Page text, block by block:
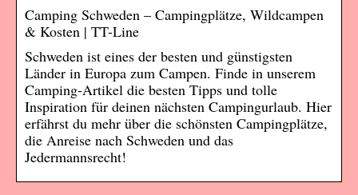
Camping Schweden – Campingplätze, Wildcampen
& Kosten | TT-Line
Schweden ist eines der besten und günstigsten
Länder in Europa zum Campen. Finde in unserem
Camping-Artikel die besten Tipps und tolle
Inspiration für deinen nächsten Campingurlaub. Hier
erfährst du mehr über die schönsten Campingplätze,
die Anreise nach Schweden und das
Jedermannsrecht!